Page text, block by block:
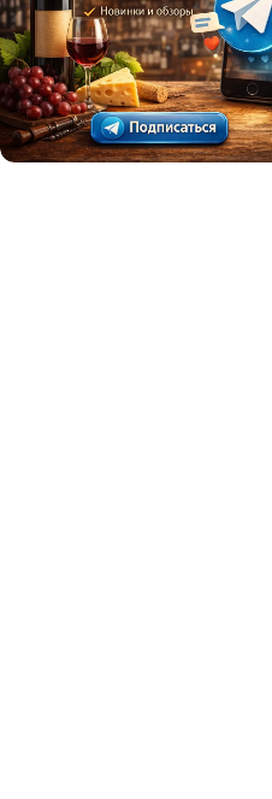
Македония
Марокко
Молдавия